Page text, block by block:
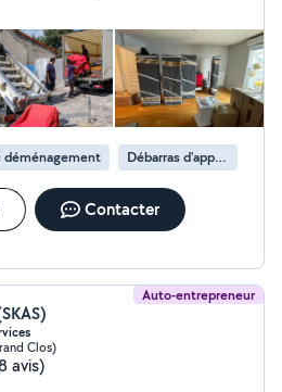
déménagement Débarras d'appartement
Contacter
Auto-entrepreneur
Clos)
avis)